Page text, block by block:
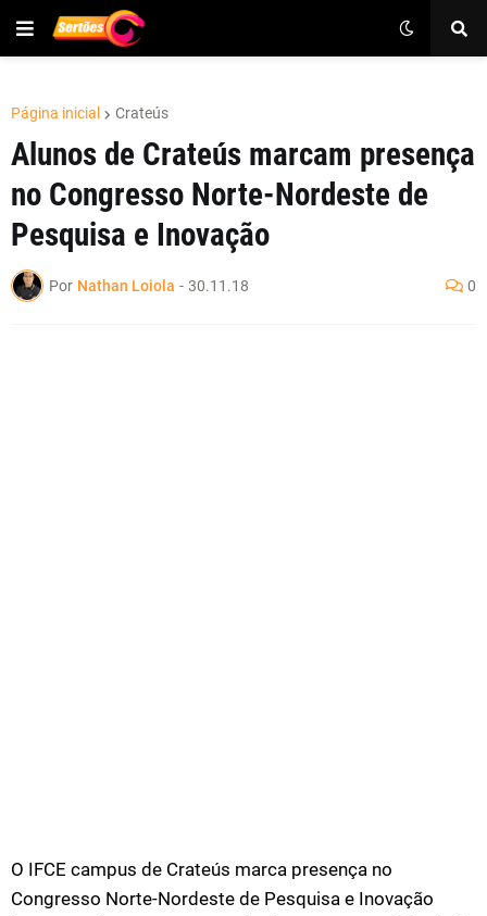
Página inicial Crateús
Alunos de Crateús marcam presença
no Congresso Norte-Nordeste de
Pesquisa e Inovação
Por Nathan Loiola - 30.11.18 0
O IFCE campus de Crateús marca presença no
Congresso Norte-Nordeste de Pesquisa e Inovação